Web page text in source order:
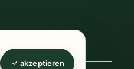
akzeptieren